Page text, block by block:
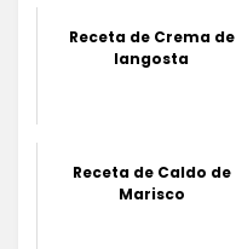
Receta de Crema de
langosta
Receta de Caldo de
Marisco